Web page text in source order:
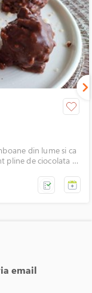
din lume si ca
pline de ciocolata si
email